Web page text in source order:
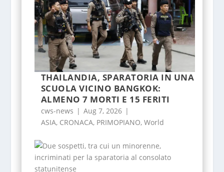
THAILANDIA, SPARATORIA IN UNA
SCUOLA VICINO BANGKOK:
ALMENO 7 MORTI E 15 FERITI
cws-news | Aug 7, 2026 |
ASIA, CRONACA, PRIMOPIANO, World